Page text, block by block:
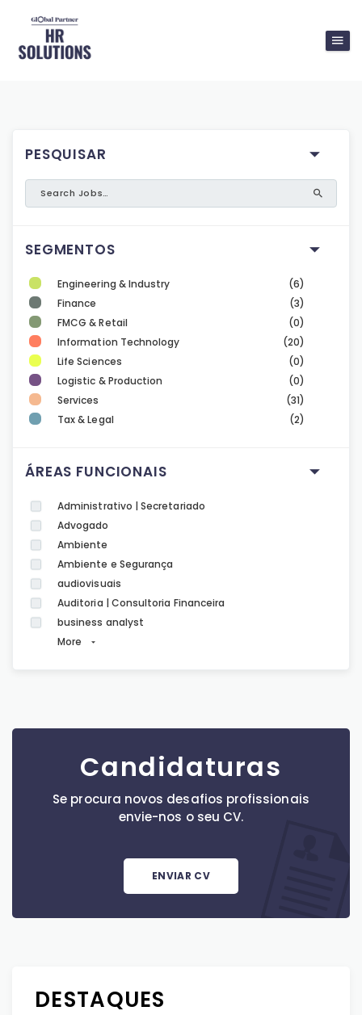
PESQUISAR
SEGMENTOS
Engineering & Industry
(6)
Finance
(3)
FMCG & Retail
(0)
Information Technology
(20)
Life Sciences
(0)
Logistic & Production
(0)
Services
(31)
Tax & Legal
(2)
ÁREAS FUNCIONAIS
Administrativo | Secretariado
Advogado
Ambiente
Ambiente e Segurança
audiovisuais
Auditoria | Consultoria Financeira
business analyst
More
Candidaturas
Se procura novos desafios profissionais
envie-nos o seu CV.
ENVIAR CV
DESTAQUES